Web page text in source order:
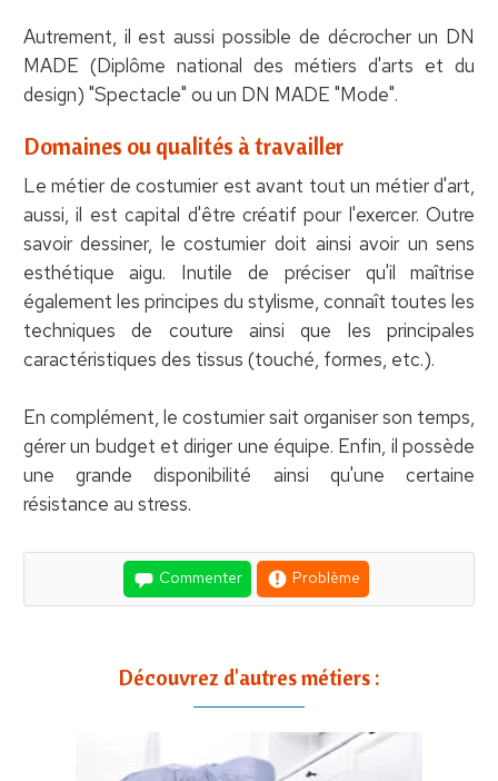
Autrement, il est aussi possible de décrocher un DN
MADE (Diplôme national des métiers d'arts et du
design) "Spectacle" ou un DN MADE "Mode".
Domaines ou qualités à travailler
Le métier de costumier est avant tout un métier d'art,
aussi, il est capital d'être créatif pour l'exercer. Outre
savoir dessiner, le costumier doit ainsi avoir un sens
esthétique aigu. Inutile de préciser qu'il maîtrise
également les principes du stylisme, connaît toutes les
techniques de couture ainsi que les principales
caractéristiques des tissus (touché, formes, etc.).
En complément, le costumier sait organiser son temps,
gérer un budget et diriger une équipe. Enfin, il possède
une grande disponibilité ainsi qu'une certaine
résistance au stress.
Commenter Problème
Découvrez d'autres métiers :